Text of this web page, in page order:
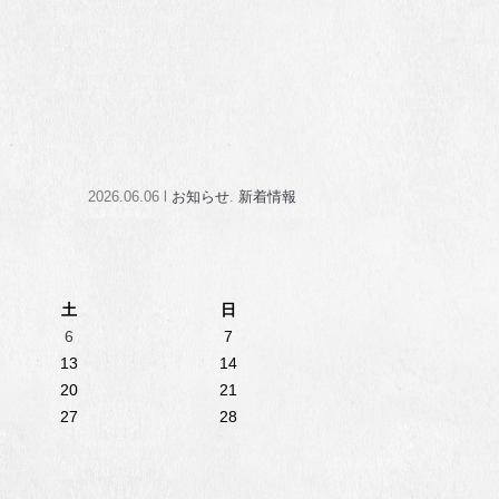
2026.06.06 l お知らせ 新着情報
土
日
6
7
13
14
20
21
27
28